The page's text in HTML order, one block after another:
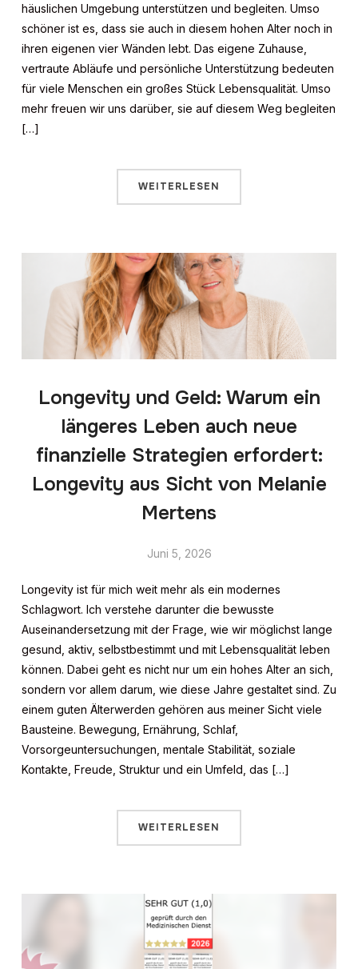
häuslichen Umgebung unterstützen und begleiten. Umso
schöner ist es, dass sie auch in diesem hohen Alter noch in
ihren eigenen vier Wänden lebt. Das eigene Zuhause,
vertraute Abläufe und persönliche Unterstützung bedeuten
für viele Menschen ein großes Stück Lebensqualität. Umso
mehr freuen wir uns darüber, sie auf diesem Weg begleiten
[…]
WEITERLESEN
Longevity und Geld: Warum ein
längeres Leben auch neue
finanzielle Strategien erfordert:
Longevity aus Sicht von Melanie
Mertens
Juni 5, 2026
Longevity ist für mich weit mehr als ein modernes
Schlagwort. Ich verstehe darunter die bewusste
Auseinandersetzung mit der Frage, wie wir möglichst lange
gesund, aktiv, selbstbestimmt und mit Lebensqualität leben
können. Dabei geht es nicht nur um ein hohes Alter an sich,
sondern vor allem darum, wie diese Jahre gestaltet sind. Zu
einem guten Älterwerden gehören aus meiner Sicht viele
Bausteine. Bewegung, Ernährung, Schlaf,
Vorsorgeuntersuchungen, mentale Stabilität, soziale
Kontakte, Freude, Struktur und ein Umfeld, das […]
WEITERLESEN